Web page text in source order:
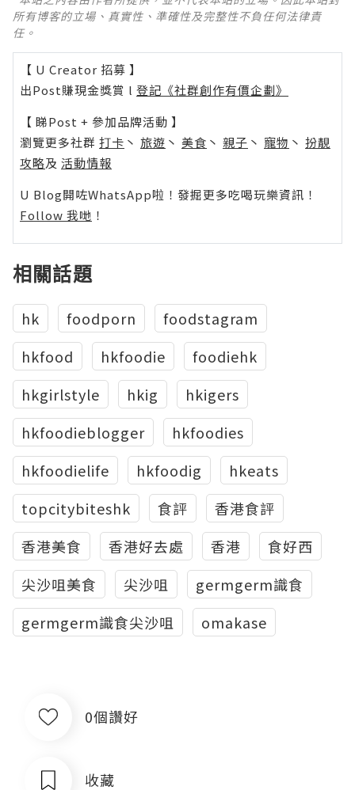
所有博客的立場、真實性、準確性及完整性不負任何法律責
任。
【 U Creator 招募 】
出Post賺現金獎賞 l 登記《社群創作有價企劃》
【 睇Post + 參加品牌活動 】
瀏覽更多社群 打卡 丶 旅遊 丶 美食 丶 親子 丶 寵物 丶 扮靚
攻略及 活動情報
U Blog開咗WhatsApp啦！發掘更多吃喝玩樂資訊！
Follow 我哋 ！
相關話題
hk foodporn
foodstagram
hkfood
hkfoodie
foodiehk
hkgirlstyle
hkig
hkigers
hkfoodieblogger
hkfoodies
hkfoodielife
hkfoodig
hkeats
topcitybiteshk
食評
香港食評
香港美食
香港好去處 香港
食好西
尖沙咀美食
尖沙咀
germgerm識食
germgerm識食尖沙咀
omakase
0個讚好
收藏